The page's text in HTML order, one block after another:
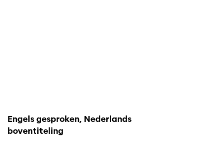
Engels gesproken, Nederlands
boventiteling